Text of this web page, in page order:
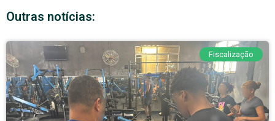
Outras notícias:
Fiscalização